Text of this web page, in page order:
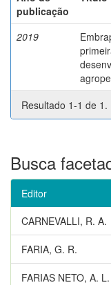
publicação
2019
Resultado 1-1 de 1.
Busca
Editor
CARNEVALLI, R. A.
FARIA, G. R.
FARIAS NETO, A.